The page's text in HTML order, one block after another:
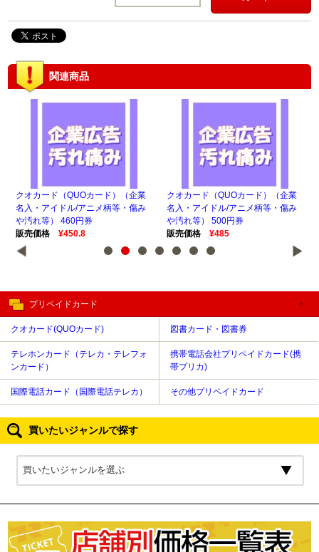
関連商品
クオカード（QUOカード）（企業
名入・アイドル/アニメ柄等・傷み
や汚れ等） 460円券
販売価格
¥450.8
クオカード（QUOカード）（企業
名入・アイドル/アニメ柄等・傷み
や汚れ等） 500円券
販売価格
¥485
プリペイドカード
クオカード(QUOカード) 図書カード・図書券
テレホンカード（テレカ・テレフォ
ンカード）
携帯電話会社プリペイドカード(携
帯プリカ)
国際電話カード（国際電話テレカ） その他プリペイドカード
買いたいジャンルで探す